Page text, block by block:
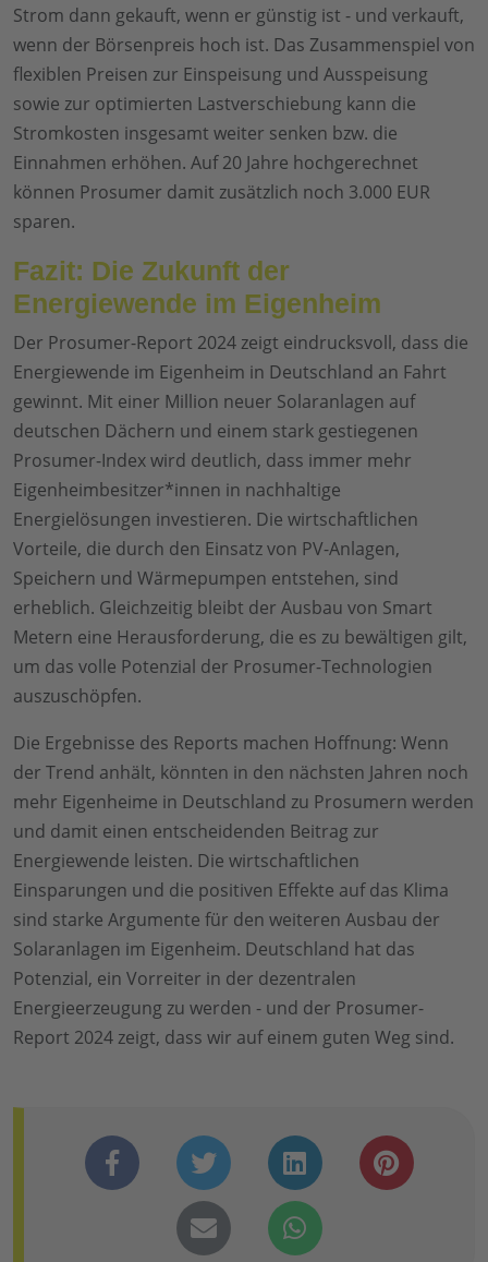
Strom dann gekauft, wenn er günstig ist - und verkauft,
wenn der Börsenpreis hoch ist. Das Zusammenspiel von
flexiblen Preisen zur Einspeisung und Ausspeisung
sowie zur optimierten Lastverschiebung kann die
Stromkosten insgesamt weiter senken bzw. die
Einnahmen erhöhen. Auf 20 Jahre hochgerechnet
können Prosumer damit zusätzlich noch 3.000 EUR
sparen.
Fazit: Die Zukunft der
Energiewende im Eigenheim
Der Prosumer-Report 2024 zeigt eindrucksvoll, dass die
Energiewende im Eigenheim in Deutschland an Fahrt
gewinnt. Mit einer Million neuer Solaranlagen auf
deutschen Dächern und einem stark gestiegenen
Prosumer-Index wird deutlich, dass immer mehr
Eigenheimbesitzer*innen in nachhaltige
Energielösungen investieren. Die wirtschaftlichen
Vorteile, die durch den Einsatz von PV-Anlagen,
Speichern und Wärmepumpen entstehen, sind
erheblich. Gleichzeitig bleibt der Ausbau von Smart
Metern eine Herausforderung, die es zu bewältigen gilt,
um das volle Potenzial der Prosumer-Technologien
auszuschöpfen.
Die Ergebnisse des Reports machen Hoffnung: Wenn
der Trend anhält, könnten in den nächsten Jahren noch
mehr Eigenheime in Deutschland zu Prosumern werden
und damit einen entscheidenden Beitrag zur
Energiewende leisten. Die wirtschaftlichen
Einsparungen und die positiven Effekte auf das Klima
sind starke Argumente für den weiteren Ausbau der
Solaranlagen im Eigenheim. Deutschland hat das
Potenzial, ein Vorreiter in der dezentralen
Energieerzeugung zu werden - und der Prosumer-
Report 2024 zeigt, dass wir auf einem guten Weg sind.